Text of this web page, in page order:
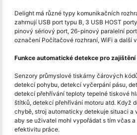
Delight má různé typy komunikačních
zahrnují USB port typu B, 3 USB HOST
pinový sériový port, 26-pinový paralelní
označení Počítačové rozhraní, WiFi a další
Funkce automatické detekce pro
Senzory průmyslové tiskárny čárových
detekcí pohybu, detekcí vyčerpání pásu,
detekcí přehřívání teploty tepelné tiskové
štítků, detekcí přehřívání motoru atd. Když
chybě, stroj automaticky detekuje situaci a
aby se uživatel mohl vypořádat s tím včas
efektivitu práce.